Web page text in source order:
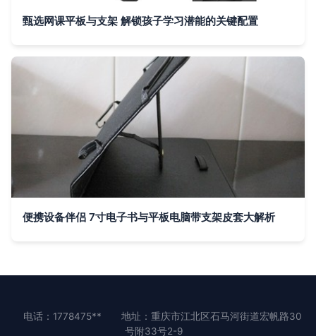
甄选网课平板与支架 解锁孩子学习潜能的关键配置
便携设备伴侣 7寸电子书与平板电脑带支架皮套大解析
电话：1778475**
地址：重庆市江北区石马河街道宏帆路30
号附33号2-9